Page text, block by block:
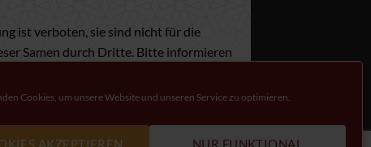
Cookies, um unsere Website und unseren Service zu optimieren.
AKZEPTIEREN NUR FUNKTIONAL
ist verboten, sie sind nicht für die
Samen durch Dritte. Bitte informieren